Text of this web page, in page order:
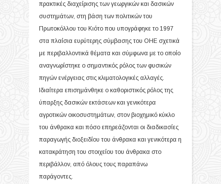
πρακτικές διαχείρισης των γεωργικών και δασικών
συστημάτων, στη βάση των πολιτικών του
Πρωτοκόλλου του Κιότο που υπογράφηκε το 1997
στα πλαίσια ευρύτερης σύμβασης του ΟΗΕ σχετικά
με περιβαλλοντικά θέματα και σύμφωνα με το οποίο
αναγνωρίστηκε ο σημαντικός ρόλος των φυσικών
πηγών ενέργειας στις κλιματολογικές αλλαγές.
Ιδιαίτερα επισημάνθηκε ο καθοριστικός ρόλος της
ύπαρξης δασικών εκτάσεων και γενικότερα
αγροτικών οικοσυστημάτων, στον βιοχημικό κύκλο
του άνθρακα και πόσο επηρεάζονται οι διαδικασίες
παραγωγής διοξειδίου του άνθρακα και γενικότερα η
κατακράτηση του στοιχείου του άνθρακα στο
περιβάλλον, από όλους τους παραπάνω
παράγοντες.